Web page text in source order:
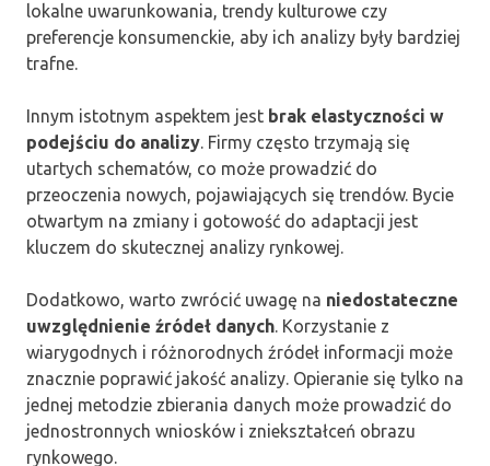
lokalne uwarunkowania, trendy kulturowe czy
preferencje konsumenckie, aby ich analizy były bardziej
trafne.
Innym istotnym aspektem jest brak elastyczności w
podejściu do analizy. Firmy często trzymają się
utartych schematów, co może prowadzić do
przeoczenia nowych, pojawiających się trendów. Bycie
otwartym na zmiany i gotowość do adaptacji jest
kluczem do skutecznej analizy rynkowej.
Dodatkowo, warto zwrócić uwagę na niedostateczne
uwzględnienie źródeł danych. Korzystanie z
wiarygodnych i różnorodnych źródeł informacji może
znacznie poprawić jakość analizy. Opieranie się tylko na
jednej metodzie zbierania danych może prowadzić do
jednostronnych wniosków i zniekształceń obrazu
rynkowego.